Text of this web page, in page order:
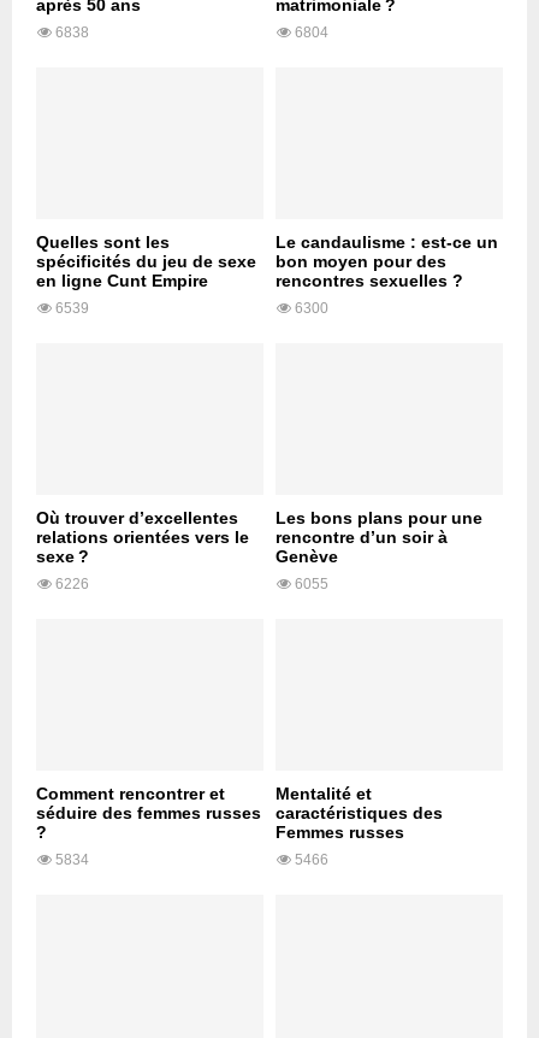
après 50 ans
6838
matrimoniale ?
6804
Quelles sont les
spécificités du jeu de sexe
en ligne Cunt Empire
6539
Le candaulisme : est-ce un
bon moyen pour des
rencontres sexuelles ?
6300
Où trouver d’excellentes
relations orientées vers le
sexe ?
6226
Les bons plans pour une
rencontre d’un soir à
Genève
6055
Comment rencontrer et
séduire des femmes russes
?
5834
Mentalité et
caractéristiques des
Femmes russes
5466